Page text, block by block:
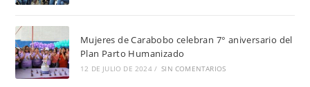
Mujeres de Carabobo celebran 7° aniversario del
Plan Parto Humanizado
12 DE JULIO DE 2024 / SIN COMENTARIOS